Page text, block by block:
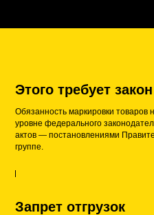
Этого требует закон
Обязанность маркировки товаров
уровне федерального
актов — постановлениями
группе.
Запрет отгрузок